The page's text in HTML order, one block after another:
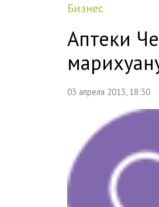
бизнес
Аптеки
03 апреля 2013, 18:30